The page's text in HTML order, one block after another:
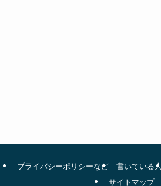
プライバシーポリシーなど 書いている人
サイトマップ